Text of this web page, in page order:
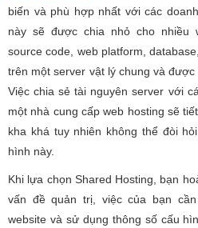
biến và phù hợp nhất với các
này sẽ được chia nhỏ cho nhiều
source code, web platform,
trên một server vật lý chung và
Việc chia sẻ tài nguyên server với
một nhà cung cấp web hosting sẽ
kha khá tuy nhiên không thể đòi
hình này.
Khi lựa chọn Shared Hosting, bạn
vấn đề quản trị, việc của bạn
website và sử dụng thông số cấu